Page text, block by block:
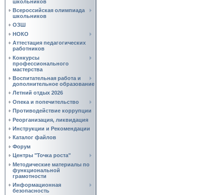
школьников
Всероссийская олимпиада
школьников
ОЗШ
НОКО
Аттестация педагогических
работников
Конкурсы
профессионального
мастерства
Воспитательная работа и
дополнительное образование
Летний отдых 2026
Опека и попечительство
Противодействие коррупции
Реорганизация, ликвидация
Инструкции и Рекомендации
Каталог файлов
Форум
Центры "Точка роста"
Методические материалы по
функциональной
грамотности
Информационная
безопасность